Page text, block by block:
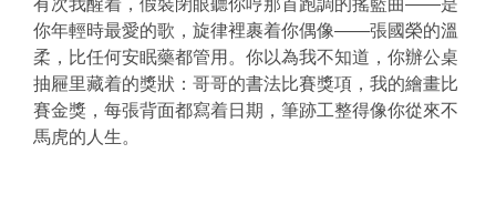
有次我醒着，假裝閉眼聽你哼那首跑調的搖籃曲——是
你年輕時最愛的歌，旋律裡裹着你偶像——張國榮的溫
柔，比任何安眠藥都管用。你以為我不知道，你辦公桌
抽屜里藏着的獎狀：哥哥的書法比賽獎項，我的繪畫比
賽金獎，每張背面都寫着日期，筆跡工整得像你從來不
馬虎的人生。